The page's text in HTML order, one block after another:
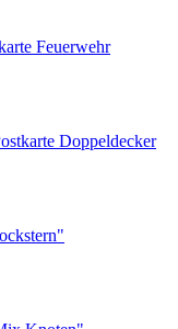
Feuerwehr
Doppeldecker